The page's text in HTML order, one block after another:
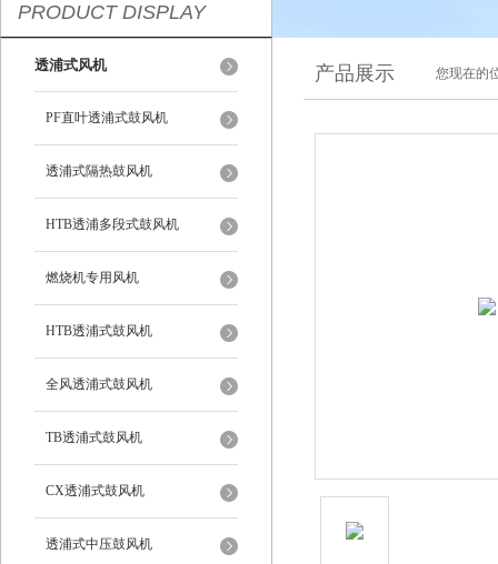
PRODUCT DISPLAY
透浦式风机
PF直叶透浦式鼓风机
透浦式隔热鼓风机
HTB透浦多段式鼓风机
燃烧机专用风机
HTB透浦式鼓风机
全风透浦式鼓风机
TB透浦式鼓风机
CX透浦式鼓风机
透浦式中压鼓风机
产品展示 您现在的